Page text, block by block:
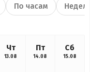
По часам
Чт
13.08
Пт
14.08
Сб
15.08